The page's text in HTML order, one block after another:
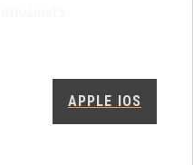
APPLE IOS